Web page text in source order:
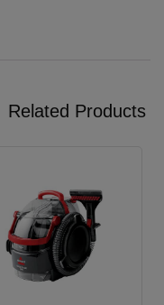
Related Products